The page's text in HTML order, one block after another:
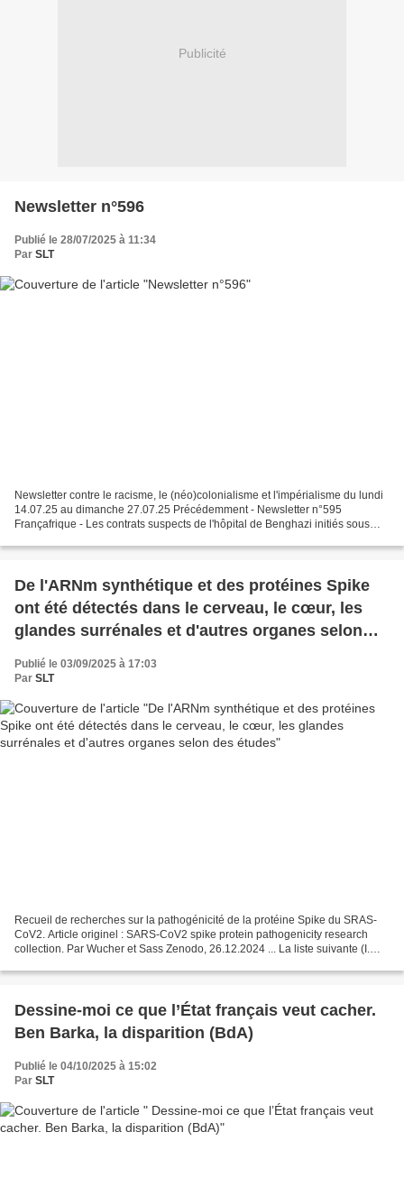
Publicité
Newsletter n°596
Publié le 28/07/2025 à 11:34
Par SLT
Newsletter contre le racisme, le (néo)colonialisme et l'impérialisme du lundi
14.07.25 au dimanche 27.07.25 Précédemment - Newsletter n°595
Françafrique - Les contrats suspects de l'hôpital de Benghazi initiés sous
De l'ARNm synthétique et des protéines Spike
ont été détectés dans le cerveau, le cœur, les
glandes surrénales et d'autres organes selon
des études
Publié le 03/09/2025 à 17:03
Par SLT
Recueil de recherches sur la pathogénicité de la protéine Spike du SRAS-
CoV2. Article originel : SARS-CoV2 spike protein pathogenicity research
collection. Par Wucher et Sass Zenodo, 26.12.2024 ... La liste suivante (I.
Dessine-moi ce que l’État français veut cacher.
Ben Barka, la disparition (BdA)
Publié le 04/10/2025 à 15:02
Par SLT